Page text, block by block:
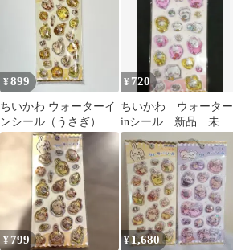
¥899
ちいかわ ウォーターイ
ンシール（うさぎ）
¥ 720
ちいかわ ウォーター
inシール 新品 未開
封 カミオジャパン
¥799 ¥1,680